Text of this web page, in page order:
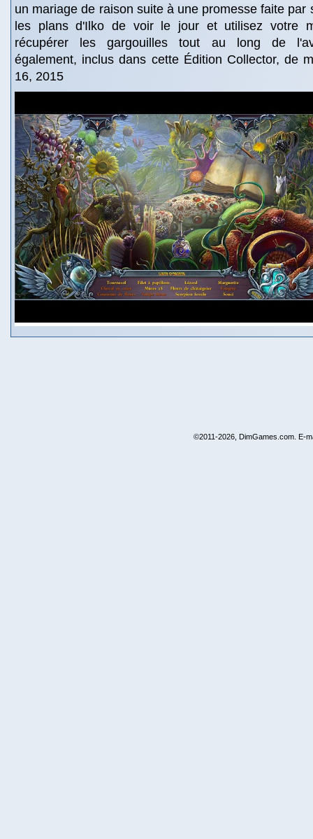
un mariage de raison suite à une promesse faite par
les plans d'Ilko de voir le jour et utilisez votre
récupérer les gargouilles tout au long de
également, inclus dans cette Édition Collector, de
16, 2015
©2011-2026, DimGames.com. E-